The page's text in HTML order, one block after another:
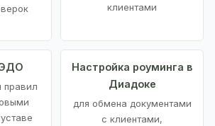
клиентами
ЭДО
правил
Настройка роуминга в
Диадоке
для обмена документами
с клиентами,